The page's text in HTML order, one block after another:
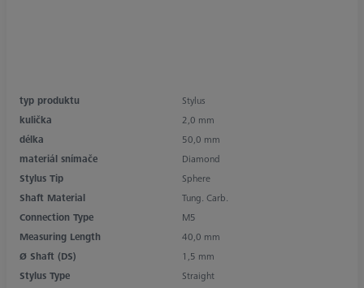
typ produktu
Stylus
kulička
2,0 mm
délka
50,0 mm
materiál snímače
Diamond
Stylus Tip
Sphere
Shaft Material
Tung. Carb.
Connection Type
M5
Measuring Length
40,0 mm
Ø Shaft (DS)
1,5 mm
Stylus Type
Straight